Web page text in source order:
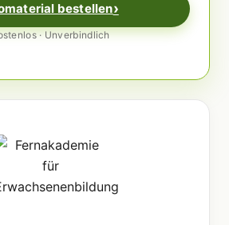
bestellen
· Unverbindlich